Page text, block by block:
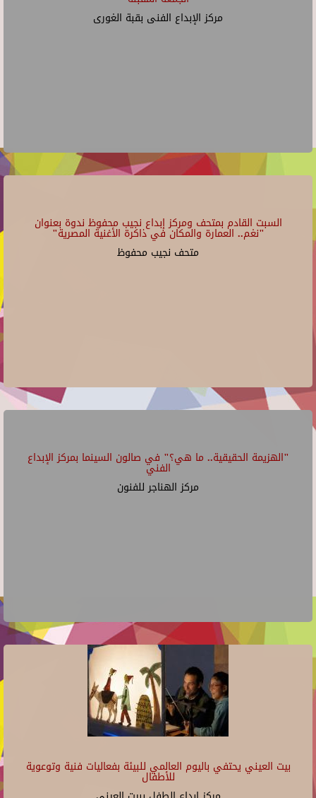
مركز الإبداع الفنى بقبة الغورى
السبت القادم بمتحف ومركز إبداع نجيب محفوظ ندوة بعنوان
"نغم.. العمارة والمكان في ذاكرة الأغنية المصرية"
متحف نجيب محفوظ
"الهزيمة الحقيقية.. ما هي؟" في صالون السينما بمركز الإبداع
الفني
مركز الهناجر للفنون
بيت العيني يحتفي باليوم العالمي للبيئة بفعاليات فنية وتوعوية
للأطفال